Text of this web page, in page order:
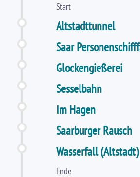
Start
Altstadttunnel
Saar
Glockengießerei
Sesselbahn
Im Hagen
Saarburger Rausch
Wasserfall (Altstadt)
Ende